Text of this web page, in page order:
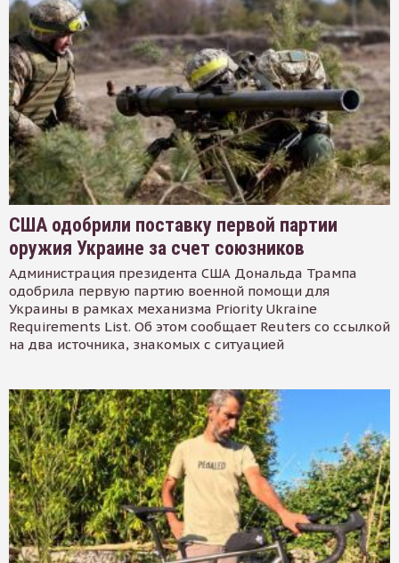
США одобрили поставку первой партии
оружия Украине за счет союзников
Администрация президента США Дональда Трампа
одобрила первую партию военной помощи для
Украины в рамках механизма Priority Ukraine
Requirements List. Об этом сообщает Reuters со ссылкой
на два источника, знакомых с ситуацией